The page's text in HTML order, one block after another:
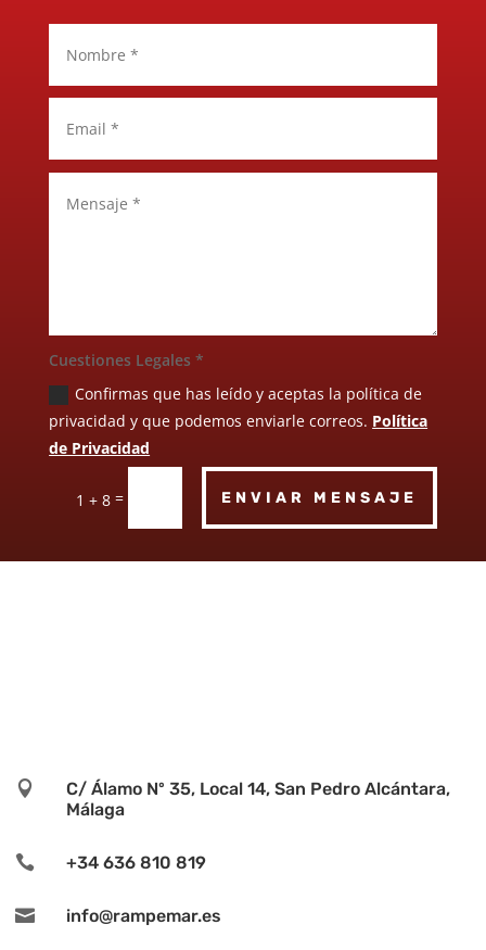
Cuestiones Legales *
Confirmas que has leído y aceptas la política de
privacidad y que podemos enviarle correos. Política
de Privacidad
1 + 8 = ENVIAR MENSAJE

C/ Álamo Nº 35, Local 14, San Pedro Alcántara,
Málaga
 +34 636 810 819
 info@rampemar.es